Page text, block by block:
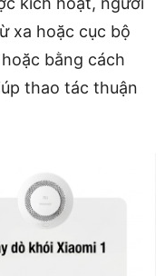
xa hoặc cục bộ
bằng cách
thao tác thuận